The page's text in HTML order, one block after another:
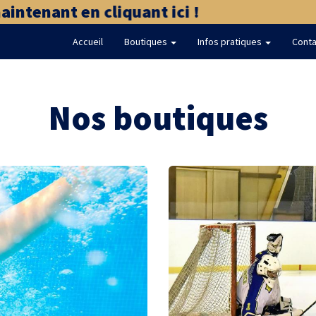
en cliquant ici !
Accueil Boutiques Infos pratiques
Nos boutiques